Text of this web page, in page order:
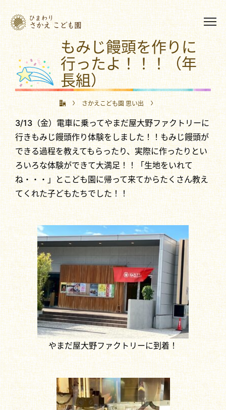
もみじ饅頭を作りに
行ったよ！！！（年
長組）
さかえこども園 思い出
もみじ饅頭を作りに行ったよ！！！（年長組）
3/13（金）電車に乗ってやまだ屋大野ファクトリーに
行きもみじ饅頭作り体験をしました！！もみじ饅頭が
できる過程を教えてもらったり、実際に作ったりとい
ろいろな体験ができて大満足！！「生地をいれて
ね・・・」とこども園に帰って来てからたくさん教え
てくれた子どもたちでした！！
やまだ屋大野ファクトリーに到着！